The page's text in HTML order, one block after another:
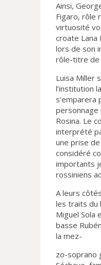
Ainsi,
Figaro, rôle
virtuosité
croate Lana
lors de son
rôle-titre de
Luisa Miller
l’institution
s’emparera
personnage
Rosina. Le
interprété
une prise
considéré
importants
rossiniens
A leurs
les traits du
Miguel Sola
basse
la mez-
zo-soprano